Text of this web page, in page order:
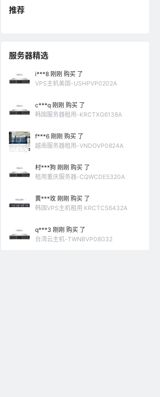
推荐
服务器精选
i***8 刚刚 购买 了
VPS主机美国-USHPVP0202A
c***q 刚刚 购买 了
韩国服务器租用-KRCTXG6138A
f***6 刚刚 购买 了
越南服务器租用-VNDOVP0824A
村***狗 刚刚 购买 了
租用重庆服务器-CQWCDE5320A
黄***玫 刚刚 购买 了
韩国VPS主机租用 KRCTCS6432A
q***3 刚刚 购买 了
台湾云主机-TWNBVP08G32